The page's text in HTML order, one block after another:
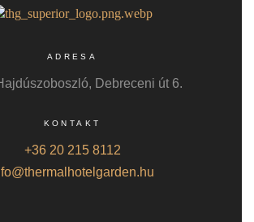
ADRESA
Debreceni út 6.
KONTAKT
+36 20 215 8112